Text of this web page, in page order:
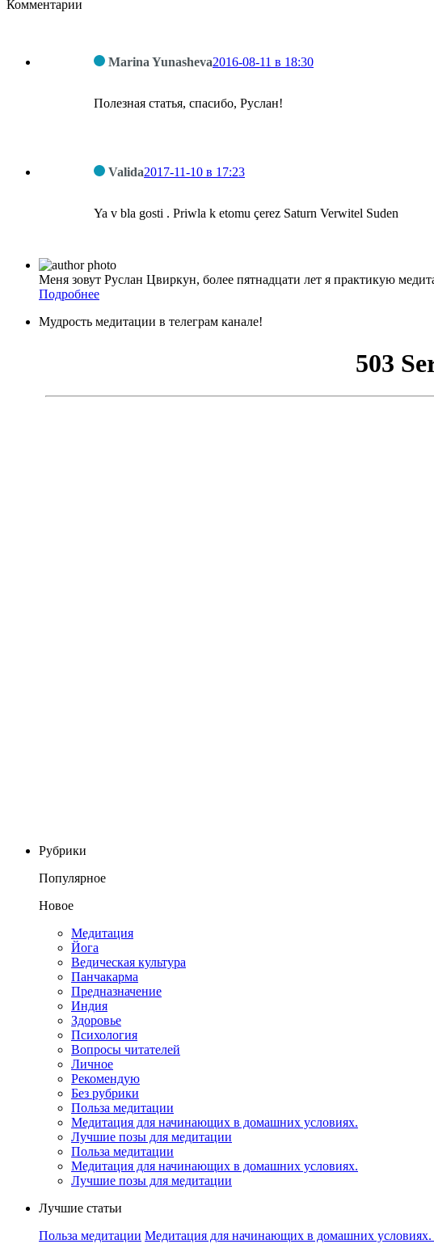
Комментарии
Marina Yunasheva2016-08-11 в 18:30
Полезная статья, спасибо, Руслан!
Valida2017-11-10 в 17:23
Ya v bla gosti . Priwla k etomu çerez Saturn Verwitel Suden
Меня зовут Руслан Цвиркун, более пятнадцати лет я практикую
Подробнее
Мудрость медитации в телеграм канале!
Рубрики
Популярное
Новое
Медитация
Йога
Ведическая культура
Панчакарма
Предназначение
Индия
Здоровье
Психология
Вопросы читателей
Личное
Рекомендую
Без рубрики
Польза медитации
Медитация для начинающих в домашних условиях.
Лучшие позы для медитации
Польза медитации
Медитация для начинающих в домашних условиях.
Лучшие позы для медитации
Лучшие cтатьи
Польза медитации Медитация для начинающих в домашних условиях.